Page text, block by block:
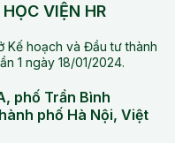
VIỆN HR
Kế hoạch và Đầu tư thành
1 ngày 18/01/2024.
phố Trần Bình
phố Hà Nội, Việt